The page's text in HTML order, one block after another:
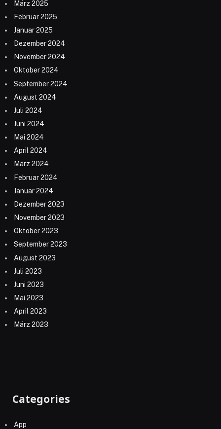
März 2025
Februar 2025
Januar 2025
Dezember 2024
November 2024
Oktober 2024
September 2024
August 2024
Juli 2024
Juni 2024
Mai 2024
April 2024
März 2024
Februar 2024
Januar 2024
Dezember 2023
November 2023
Oktober 2023
September 2023
August 2023
Juli 2023
Juni 2023
Mai 2023
April 2023
März 2023
Categories
App